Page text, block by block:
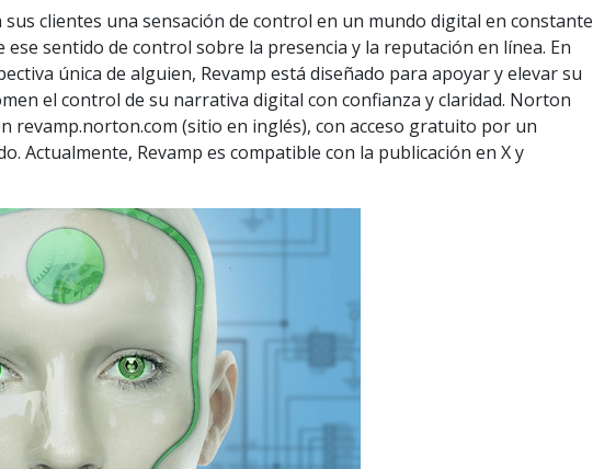
clientes una sensación de control en un mundo digital en constante
ese sentido de control sobre la presencia y la reputación en línea. En
única de alguien, Revamp está diseñado para apoyar y elevar su
el control de su narrativa digital con confianza y claridad. Norton
revamp.norton.com (sitio en inglés), con acceso gratuito por un
Actualmente, Revamp es compatible con la publicación en X y